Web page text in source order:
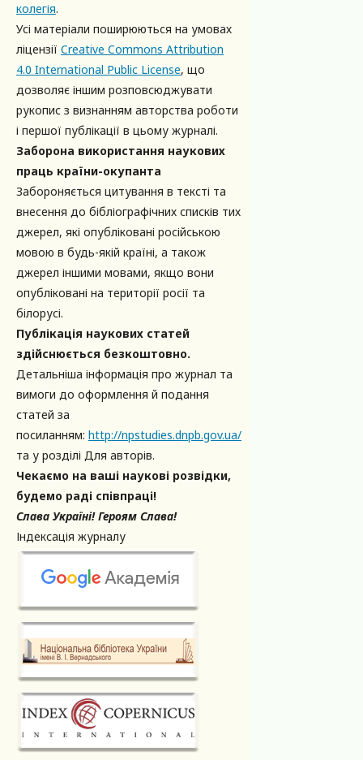
колегія.
Усі матеріали поширюються на умовах
ліцензії Creative Commons Attribution
4.0 International Public License, що
дозволяє іншим розповсюджувати
рукопис з визнанням авторства роботи
і першої публікації в цьому журналі.
Заборона використання наукових
праць країни-окупанта
Забороняється цитування в тексті та
внесення до бібліографічних списків тих
джерел, які опубліковані російською
мовою в будь-якій країні, а також
джерел іншими мовами, якщо вони
опубліковані на території росії та
білорусі.
Публікація наукових статей
здійснюється безкоштовно.
Детальніша інформація про журнал та
вимоги до оформлення й подання
статей за
посиланням: http://npstudies.dnpb.gov.ua/
та у розділі Для авторів.
Чекаємо на ваші наукові розвідки,
будемо раді співпраці!
Слава Україні! Героям Слава!
Індексація журналу